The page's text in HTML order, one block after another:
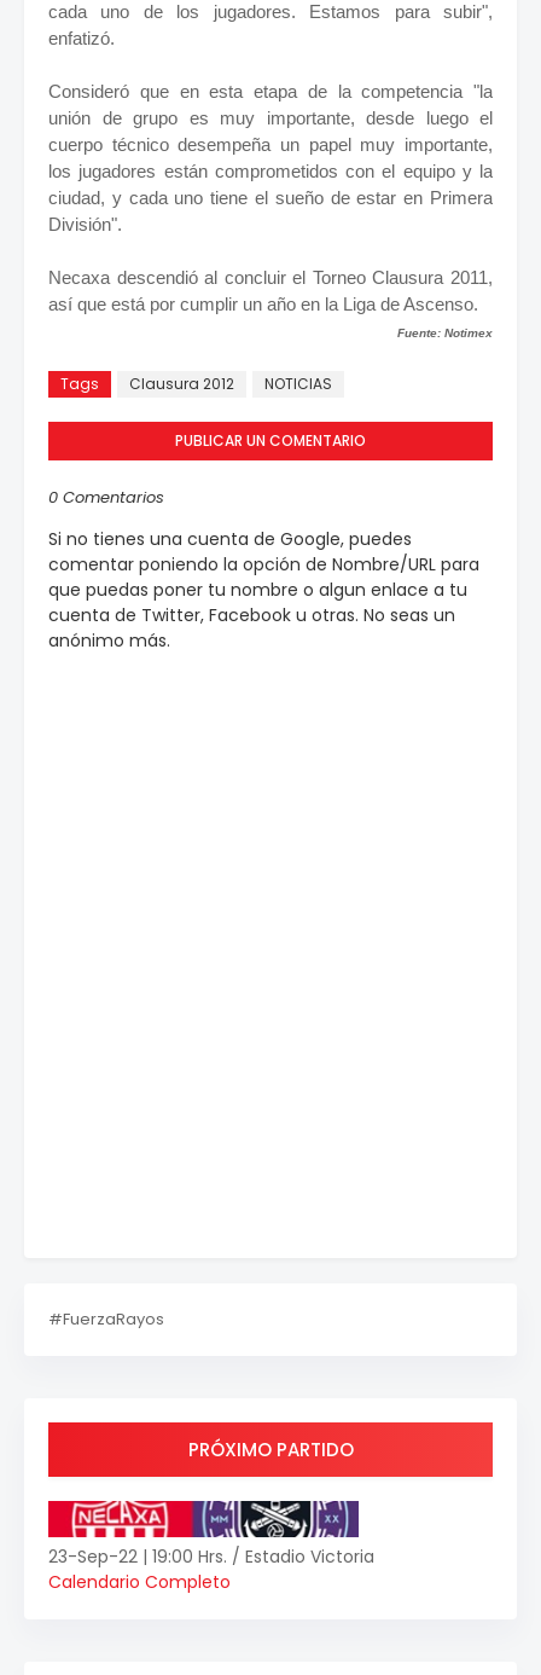
cada uno de los jugadores. Estamos para subir",
enfatizó.
Consideró que en esta etapa de la competencia "la
unión de grupo es muy importante, desde luego el
cuerpo técnico desempeña un papel muy importante,
los jugadores están comprometidos con el equipo y la
ciudad, y cada uno tiene el sueño de estar en Primera
División".
Necaxa descendió al concluir el Torneo Clausura 2011,
así que está por cumplir un año en la Liga de Ascenso.
Fuente: Notimex
Tags Clausura 2012 NOTICIAS
PUBLICAR UN COMENTARIO
0 Comentarios
Si no tienes una cuenta de Google, puedes
comentar poniendo la opción de Nombre/URL para
que puedas poner tu nombre o algun enlace a tu
cuenta de Twitter, Facebook u otras. No seas un
anónimo más.
#FuerzaRayos
PRÓXIMO PARTIDO
23-Sep-22 | 19:00 Hrs. / Estadio Victoria
Calendario Completo